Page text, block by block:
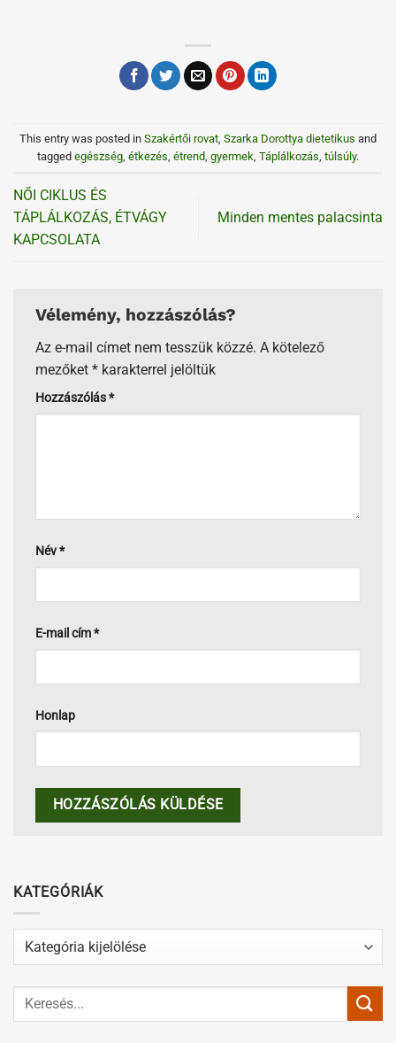
This entry was posted in Szakértői rovat Szarka Dorottya dietetikus and
tagged egészség étkezés étrend gyermek Táplálkozás túlsúly.
NŐI CIKLUS ÉS
TÁPLÁLKOZÁS, ÉTVÁGY
KAPCSOLATA
Minden mentes palacsinta
Vélemény, hozzászólás?
Az e-mail címet nem tesszük közzé. A kötelező
mezőket * karakterrel jelöltük
Hozzászólás*
Név*
E-mail cím*
Honlap
KATEGÓRIÁK
Kategóriák